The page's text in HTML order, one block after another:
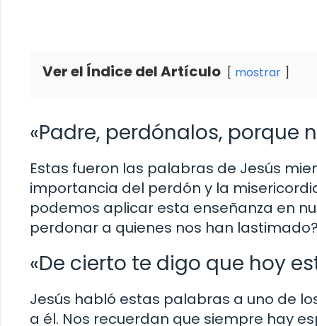
Ver el Índice del Artículo mostrar
«Padre, perdónalos, porque
Estas fueron las palabras de Jesús
importancia del perdón y la
podemos aplicar esta enseñanza en
perdonar a quienes nos han lastimado?
«De cierto te digo que hoy
Jesús habló estas palabras a uno de
a él. Nos recuerdan que siempre hay